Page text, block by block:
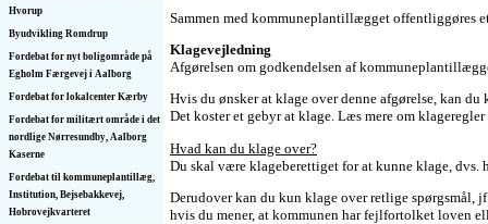
Hvorup
Byudvikling Romdrup
Fordebat for nyt boligområde på
Egholm Færgevej i Aalborg
Fordebat for lokalcenter Kærby
Fordebat for militært område i det
nordlige Nørresundby, Aalborg
Kaserne
Fordebat til kommuneplantillæg,
Institution, Bejsebakkevej,
Hobrovejkvarteret
Sammen med kommuneplantillægget offentliggøres
Klagevejledning
Afgørelsen om godkendelsen af
Hvis du ønsker at klage over denne afgørelse, kan
Det koster et gebyr at klage. Læs mere om
Hvad kan du klage over?
Du skal være klageberettiget for at kunne klage, dvs.
Derudover kan du kun klage over retlige spørgsmål,
hvis du mener, at kommunen har fejlfortolket loven